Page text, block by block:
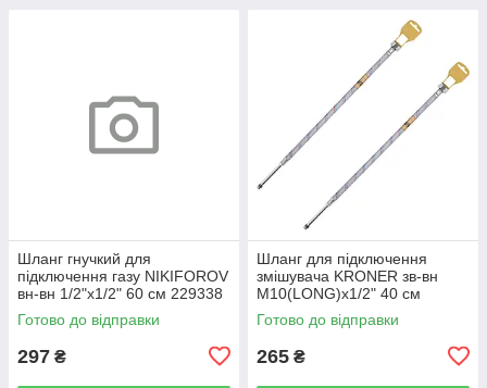
Шланг гнучкий для
підключення газу NIKIFOROV
вн-вн 1/2"x1/2" 60 см 229338
CV026945
Готово до відправки
297 ₴
Шланг для підключення
змішувача KRONER зв-вн
M10(LONG)x1/2" 40 см
297361 CV036710
Готово до відправки
265 ₴